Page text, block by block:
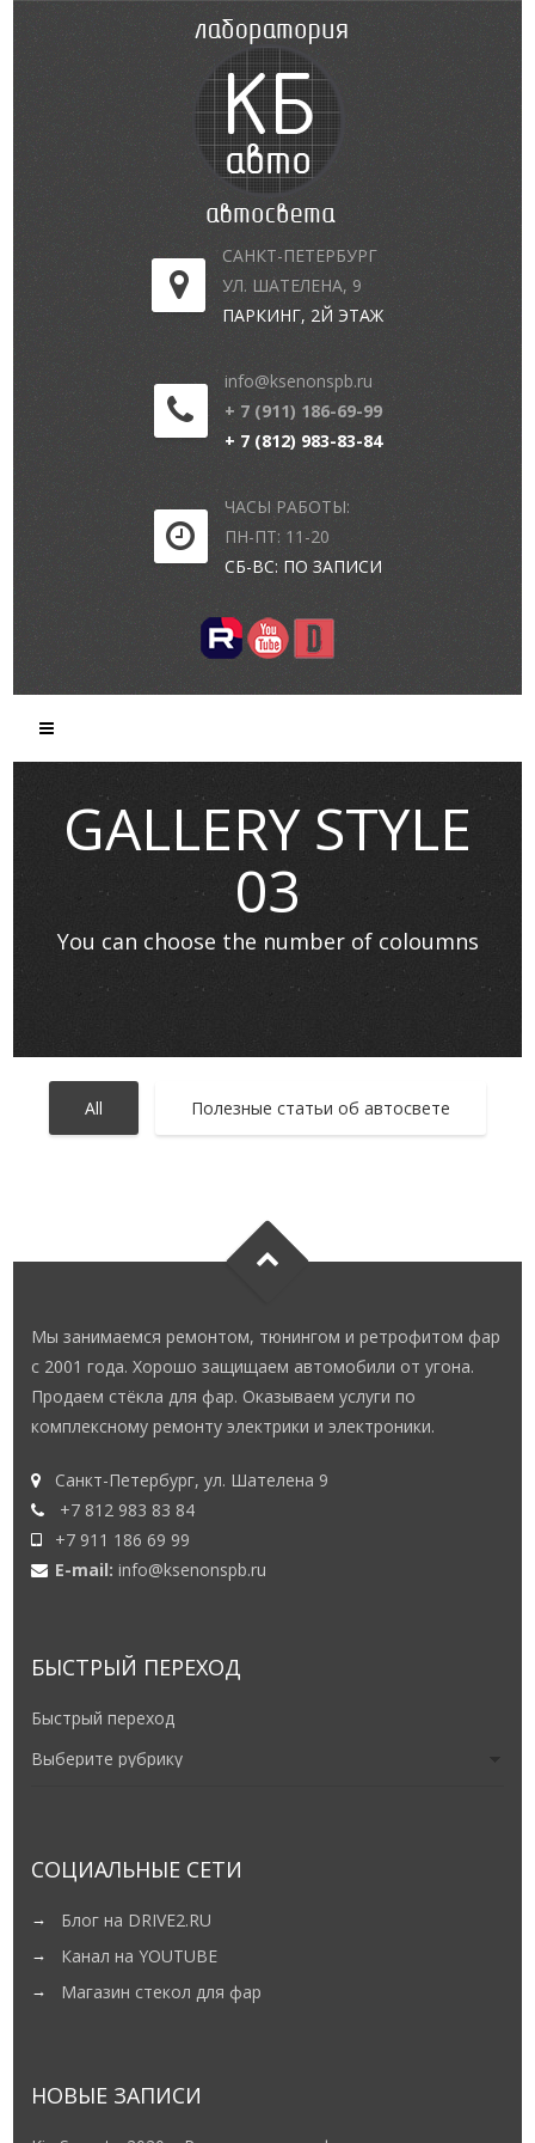
САНКТ-ПЕТЕРБУРГ
УЛ. ШАТЕЛЕНА, 9
ПАРКИНГ, 2Й ЭТАЖ
info@ksenonspb.ru
+ 7 (911) 186-69-99
+ 7 (812) 983-83-84
ЧАСЫ РАБОТЫ:
ПН-ПТ: 11-20
СБ-ВС: ПО ЗАПИСИ
GALLERY STYLE
03
You can choose the number of coloumns
All Полезные статьи об автосвете
ПРАВИЛЬНЫЕ ХОДОВЫЕ ОГНИ
О КСЕНОНЕ
О LED ЛАМПОЧКАХ И ЛИНЗОВЫХ
ОБ ОТРАЖАТЕЛЯХ
Мы занимаемся ремонтом, тюнингом и ретрофитом фар
с 2001 года. Хорошо защищаем автомобили от угона.
Продаем стёкла для фар. Оказываем услуги по
комплексному ремонту электрики и электроники.
Санкт-Петербург, ул. Шателена 9
+7 812 983 83 84
+7 911 186 69 99
E-mail:info@ksenonspb.ru
БЫСТРЫЙ ПЕРЕХОД
Быстрый переход
СОЦИАЛЬНЫЕ СЕТИ
Блог на DRIVE2.RU
Канал на YOUTUBE
Магазин стекол для фар
НОВЫЕ ЗАПИСИ